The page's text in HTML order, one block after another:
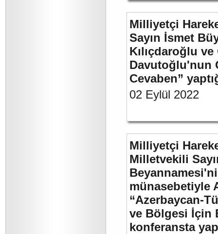
Milliyetçi
Sayın İsmet
Kılıçdaroğlu
Davutoğlu'nun
Cevaben”
02 Eylül 2022
Milliyetçi
Milletvekili
münasebetiyle
“Azerbaycan-
ve Bölgesi İçin
konferansta